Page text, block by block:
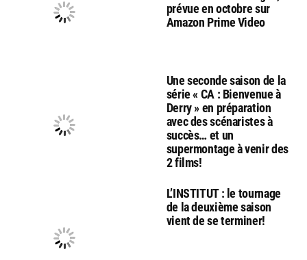
prévue en octobre sur
Amazon Prime Video
Une seconde saison de la
série « CA : Bienvenue à
Derry » en préparation
avec des scénaristes à
succès… et un
supermontage à venir des
2 films!
L’INSTITUT : le tournage
de la deuxième saison
vient de se terminer!